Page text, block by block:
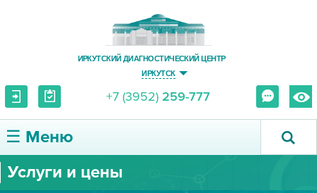
ИРКУТСКИЙ ДИАГНОСТИЧЕСКИЙ ЦЕНТР
ИРКУТСК
+7 (3952) 259-777
☰ Меню
О ЦЕНТРЕ
Услуги и цены